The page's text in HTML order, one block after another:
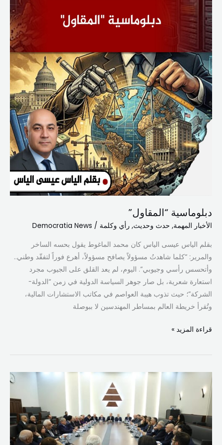
دبلوماسية “المقاول”
الأخبار المهمة, حدث وحديث, رأي وكلمة /
Democratia News
بقلم الياس عيسى الياس ​كان محمد الماغوط يقول بحسه الساخر
والمرير: “كلما شاهدتُ مسؤولاً يصافح مسؤولاً، أهرع فوراً لتفقّد وطني..
وأتحسس رأسي وجيوبي”. اليوم، لم يعد القلق على الجيوب مجرد
استعارة شعرية، بل صار جوهر السياسة الدولية في زمن “الدولة-
الشركة”؛ حيث تذوب هيبة العواصم في مكاتب الاستشارات المالية،
وتُقرأ خريطة العالم بمساطر المهندسين لا ببوصلة
قراءة المزيد »
المكتب
السياسي
الكتائبي:
لا
للتعايش
مع